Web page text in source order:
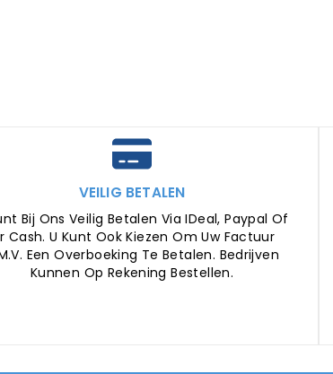
VEILIG BETALEN
Bij Ons Veilig Betalen Via IDeal, Paypal Of
Cash. U Kunt Ook Kiezen Om Uw Factuur
Een Overboeking Te Betalen. Bedrijven
Kunnen Op Rekening Bestellen.